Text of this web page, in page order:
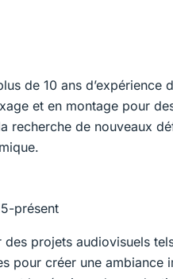
de 10 ans d’expérience
et en montage pour
recherche de nouveaux
présent
projets audiovisuels
pour créer une ambiance